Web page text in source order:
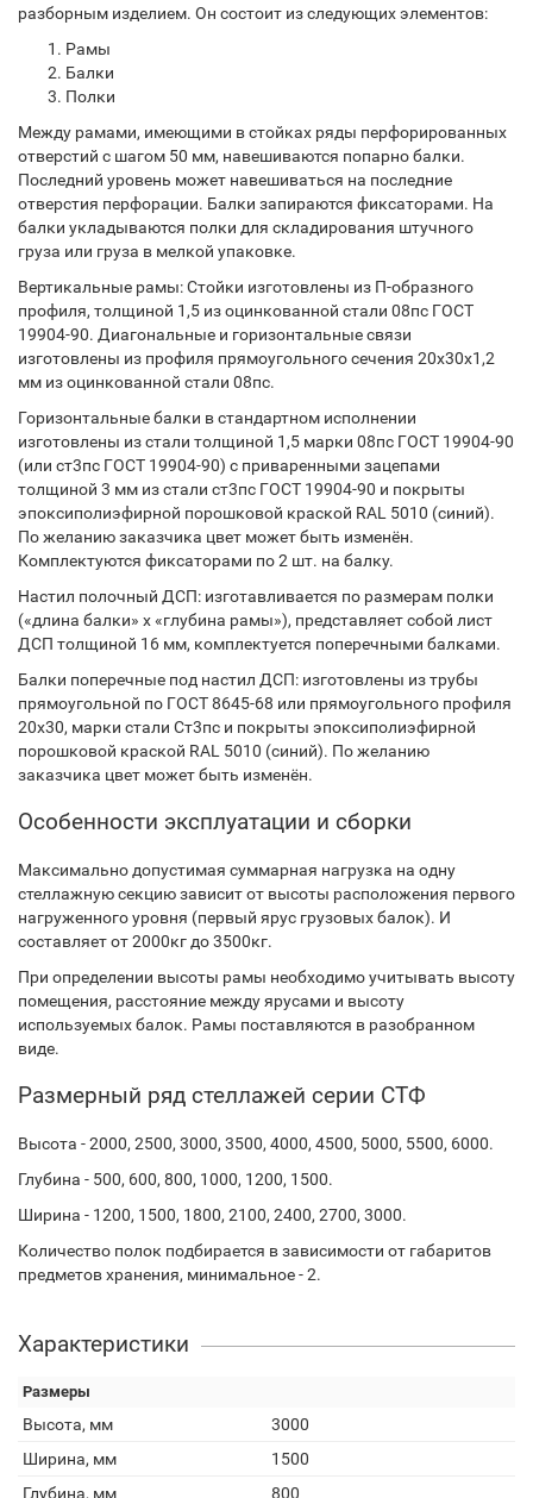
разборным изделием. Он состоит из следующих элементов:
Рамы
Балки
Полки
Между рамами, имеющими в стойках ряды перфорированных
отверстий с шагом 50 мм, навешиваются попарно балки.
Последний уровень может навешиваться на последние
отверстия перфорации. Балки запираются фиксаторами. На
балки укладываются полки для складирования штучного
груза или груза в мелкой упаковке.
Вертикальные рамы: Стойки изготовлены из П-образного
профиля, толщиной 1,5 из оцинкованной стали 08пс ГОСТ
19904-90. Диагональные и горизонтальные связи
изготовлены из профиля прямоугольного сечения 20х30х1,2
мм из оцинкованной стали 08пс.
Горизонтальные балки в стандартном исполнении
изготовлены из стали толщиной 1,5 марки 08пс ГОСТ 19904-90
(или ст3пс ГОСТ 19904-90) с приваренными зацепами
толщиной 3 мм из стали ст3пс ГОСТ 19904-90 и покрыты
эпоксиполиэфирной порошковой краской RAL 5010 (синий).
По желанию заказчика цвет может быть изменён.
Комплектуются фиксаторами по 2 шт. на балку.
Настил полочный ДСП: изготавливается по размерам полки
(«длина балки» х «глубина рамы»), представляет собой лист
ДСП толщиной 16 мм, комплектуется поперечными балками.
Балки поперечные под настил ДСП: изготовлены из трубы
прямоугольной по ГОСТ 8645-68 или прямоугольного профиля
20х30, марки стали Ст3пс и покрыты эпоксиполиэфирной
порошковой краской RAL 5010 (синий). По желанию
заказчика цвет может быть изменён.
Особенности эксплуатации и сборки
Максимально допустимая суммарная нагрузка на одну
стеллажную секцию зависит от высоты расположения первого
нагруженного уровня (первый ярус грузовых балок). И
составляет от 2000кг до 3500кг.
При определении высоты рамы необходимо учитывать высоту
помещения, расстояние между ярусами и высоту
используемых балок. Рамы поставляются в разобранном
виде.
Размерный ряд стеллажей серии СТФ
Высота - 2000, 2500, 3000, 3500, 4000, 4500, 5000, 5500, 6000.
Глубина - 500, 600, 800, 1000, 1200, 1500.
Ширина - 1200, 1500, 1800, 2100, 2400, 2700, 3000.
Количество полок подбирается в зависимости от габаритов
предметов хранения, минимальное - 2.
Характеристики
Размеры
Высота, мм
3000
Ширина, мм
1500
Глубина, мм
800